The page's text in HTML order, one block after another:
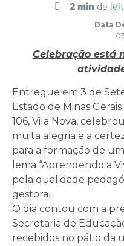
2 min de
Data
Celebração está
Entregue em 3 de
Estado de Minas
106, Vila Nova,
muita alegria e a
para a formação de
lema “Aprendendo a
pela qualidade
gestora.
O dia contou com a
Secretaria de
recebidos no pátio da